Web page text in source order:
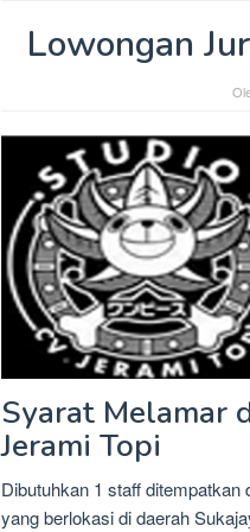
Lowongan
Syarat Melamar
Jerami Topi
Dibutuhkan 1 staff
yang berlokasi di daerah